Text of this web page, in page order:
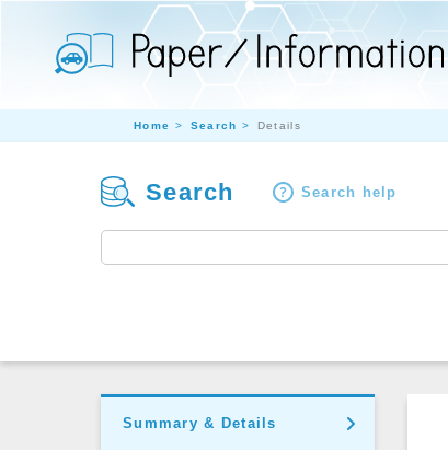
Home Search Details
Search Search help
Summary & Details